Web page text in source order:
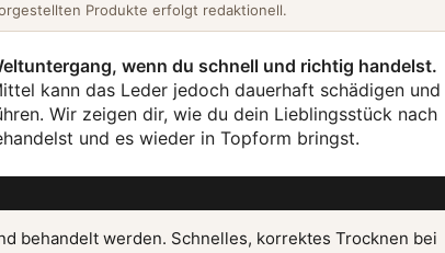
Produkte erfolgt redaktionell.
wenn du schnell und richtig handelst.
kann das Leder jedoch dauerhaft schädigen und
Wir zeigen dir, wie du dein Lieblingsstück nach
und es wieder in Topform bringst.
behandelt werden. Schnelles, korrektes Trocknen bei